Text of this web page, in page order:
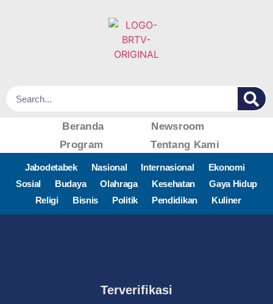
Beranda
Newsroom
Program
Tentang Kami
Jabodetabek Nasional Internasional
Ekonomi
Sosial
Budaya Olahraga Kesehatan
Gaya Hidup
Religi
Bisnis Politik Pendidikan Kuliner
Terverifikasi